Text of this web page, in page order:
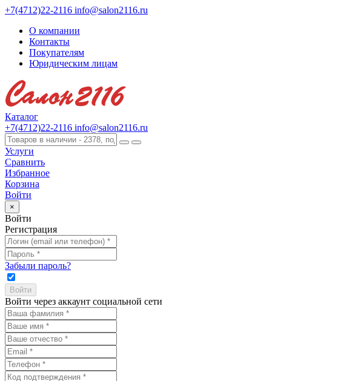
+7(4712)22-2116 info@salon2116.ru
О компании
Контакты
Покупателям
Юридическим лицам
Каталог
+7(4712)22-2116 info@salon2116.ru
Услуги
Сравнить
Избранное
Корзина
Войти
×
Войти
Регистрация
Забыли пароль?
Войти через аккаунт социальной сети